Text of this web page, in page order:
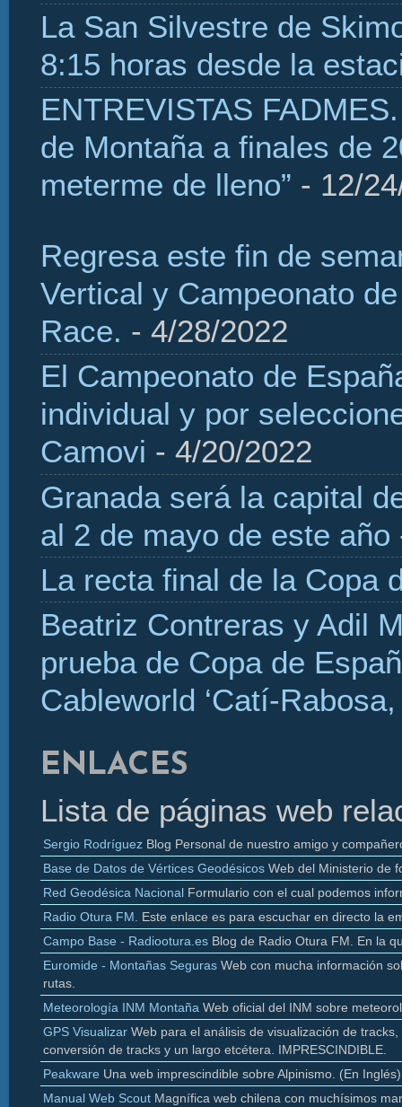
La San Silvestre de
8:15 horas desde la
ENTREVISTAS
de Montaña a finales de
meterme de lleno” - 12/
Regresa este fin de
Vertical y Campeonato
Race. - 4/28/2022
El Campeonato de
individual y por
Camovi - 4/20/2022
Granada será la capital
al 2 de mayo de este año
La recta final de la Copa
Beatriz Contreras y Adil
prueba de Copa de
Cableworld ‘Catí-
ENLACES
Lista de páginas web
Sergio Rodríguez Blog Personal de nuestro amigo y
Base de Datos de Vértices Geodésicos Web del Ministerio de
Red Geodésica Nacional Formulario con el cual podemos
Radio Otura FM.
Este enlace es para escuchar en directo la
Campo Base - Radiootura.es Blog de Radio Otura FM. En la
Euromide - Montañas Seguras Web con mucha información
rutas.
Meteorología INM Montaña Web oficial del INM sobre
GPS Visualizar Web para el análisis de visualización de tracks
conversión de tracks y un largo etcétera. IMPRESCINDIBLE.
Peakware Una web imprescindible sobre Alpinismo. (En Inglés)
Manual Web Scout Magnífica web chilena con muchísimos